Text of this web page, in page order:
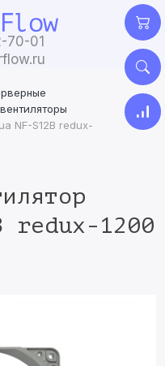
70-01
NF-S12B redux-
redux-1200